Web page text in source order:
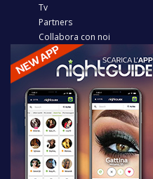
Tv
Partners
Collabora con noi